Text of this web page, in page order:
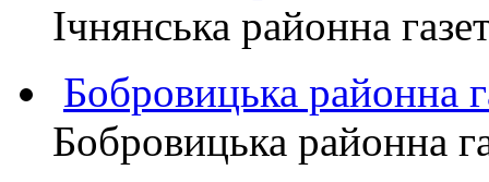
Ічнянська районна
Бобровицька
Бобровицька